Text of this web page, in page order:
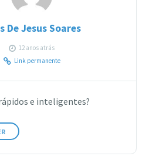
De Jesus Soares
12 anos atrás
Link permanente
e inteligentes?